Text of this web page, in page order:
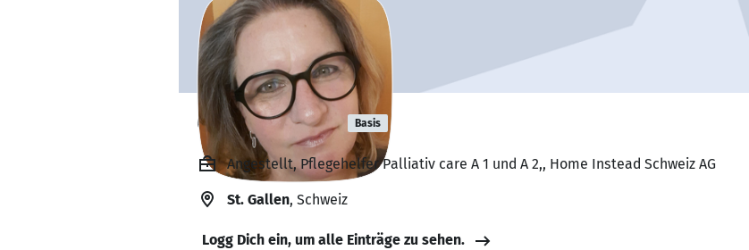
Claudia Leisi Basis
Angestellt, Pflegehelfer Palliativ care A 1 und A 2,, Home Instead Schweiz AG
St. Gallen, Schweiz
Logg Dich ein, um alle Einträge zu sehen.